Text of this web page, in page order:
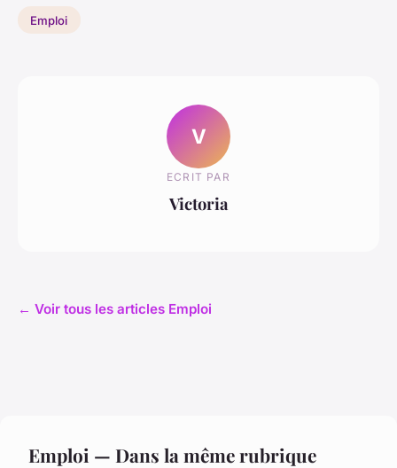
Emploi
V
ECRIT PAR
Victoria
← Voir tous les articles Emploi
Emploi — Dans la même rubrique